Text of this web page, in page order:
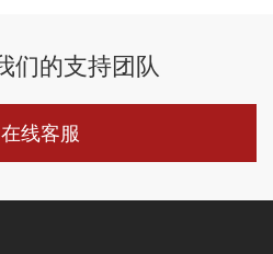
们的支持团队
线客服